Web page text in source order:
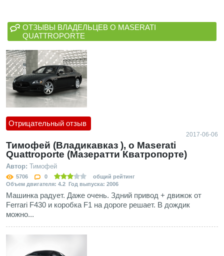
ОТЗЫВЫ ВЛАДЕЛЬЦЕВ О MASERATI
QUATTROPORTE
Отрицательный отзыв
2017-06-06
Тимофей (Владикавказ ), о Maserati
Quattroporte (Мазератти Кватропорте)
Автор: Тимофей
5706 0
общий рейтинг
Объем двигателя: 4.2 Год выпуска: 2006
Машинка радует. Даже очень. Здний привод + движок от
Ferrari F430 и коробка F1 на дороге решает. В дождик
можно...